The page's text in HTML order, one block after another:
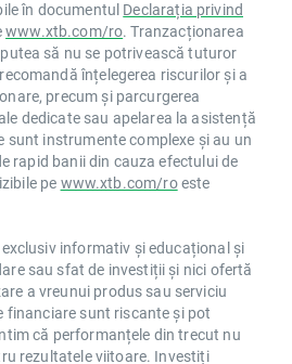
în documentul Declarația privind
www.xtb.com/ro. Tranzacționarea
să nu se potrivească tuturor
înțelegerea riscurilor și a
precum și parcurgerea
dedicate sau apelarea la asistență
sunt instrumente complexe și au un
rapid banii din cauza efectului de
pe www.xtb.com/roeste
informativ și educațional și
sau sfat de investiții și nici ofertă
a vreunui produs sau serviciu
sunt riscante și pot
că performanțele din trecut nu
rezultatele viitoare. Investiți